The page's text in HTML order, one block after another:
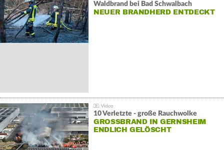
Waldbrand bei Bad Schwalbach
NEUER BRANDHERD ENTDECKT
10 Verletzte - große Rauchwolke
GROSSBRAND IN GERNSHEIM E
NDLICH GELÖSCHT